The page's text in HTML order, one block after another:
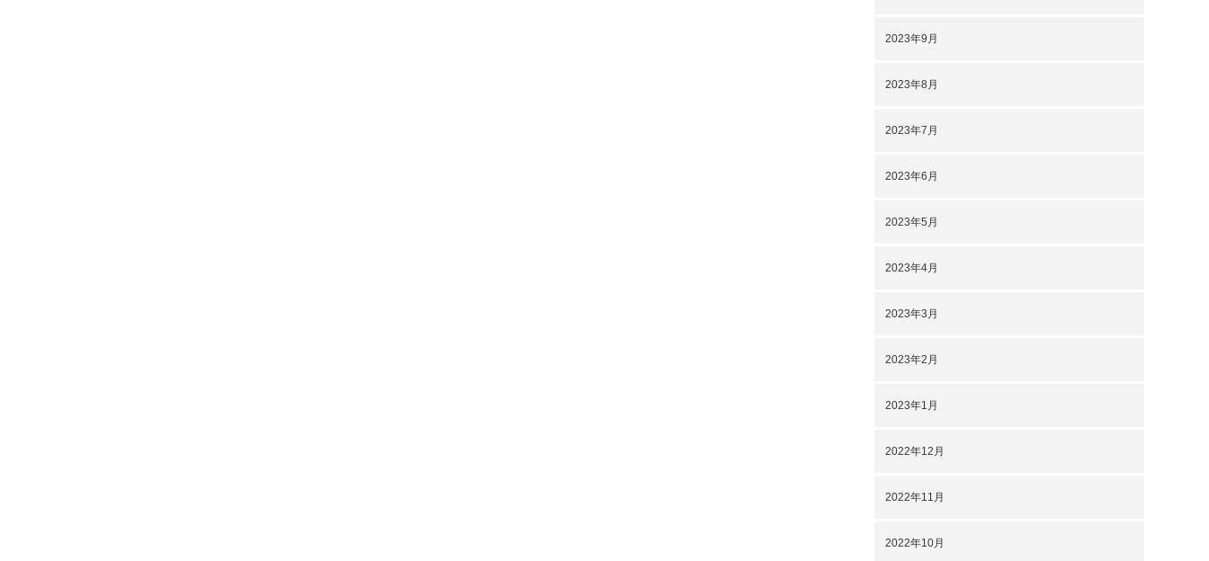
2023年9月
2023年8月
2023年7月
2023年6月
2023年5月
2023年4月
2023年3月
2023年2月
2023年1月
2022年12月
2022年11月
2022年10月